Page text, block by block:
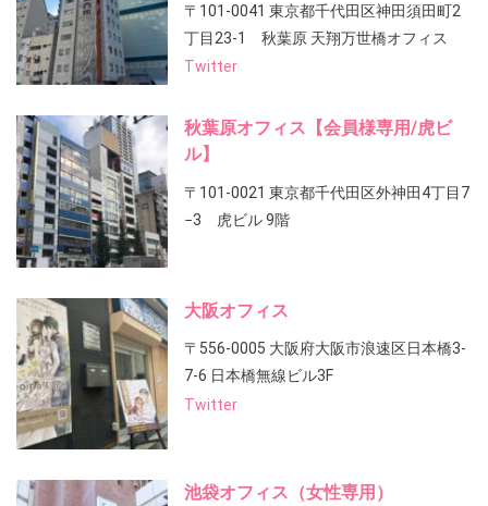
〒101-0041 東京都千代田区神田須田町2
丁目23-1 秋葉原 天翔万世橋オフィス
Twitter
秋葉原オフィス【会員様専用/虎ビ
ル】
〒101-0021 東京都千代田区外神田4丁目7
−3 虎ビル 9階
大阪オフィス
〒556-0005 大阪府大阪市浪速区日本橋3-
7-6 日本橋無線ビル3F
Twitter
池袋オフィス（女性専用）